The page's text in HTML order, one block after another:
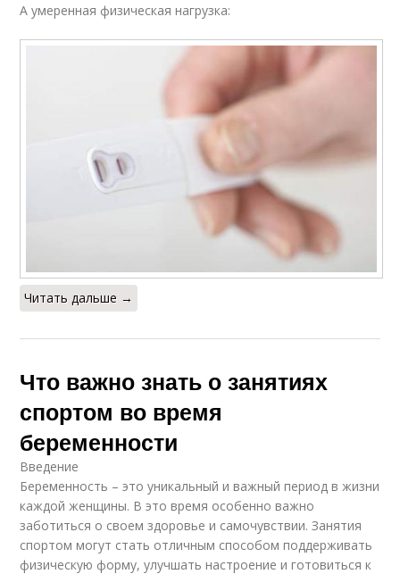
А умеренная физическая нагрузка:
Читать дальше →
Что важно знать о занятиях
спортом во время
беременности
Введение
Беременность – это уникальный и важный период в жизни
каждой женщины. В это время особенно важно
заботиться о своем здоровье и самочувствии. Занятия
спортом могут стать отличным способом поддерживать
физическую форму, улучшать настроение и готовиться к